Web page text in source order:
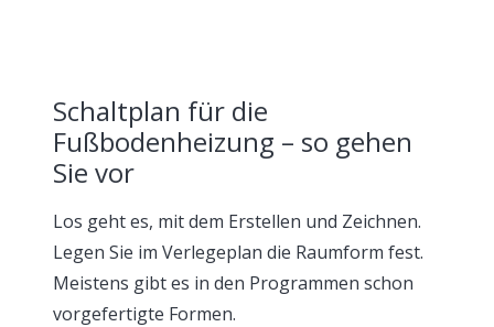
Schaltplan für die
Fußbodenheizung – so gehen
Sie vor
Los geht es, mit dem Erstellen und Zeichnen.
Legen Sie im Verlegeplan die Raumform fest.
Meistens gibt es in den Programmen schon
vorgefertigte Formen.